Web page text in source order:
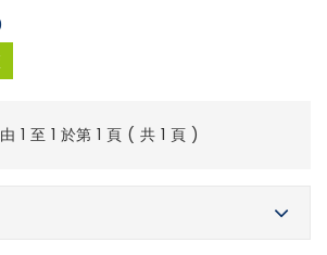
1 至 1 於第 1 頁 ( 共 1 頁 )